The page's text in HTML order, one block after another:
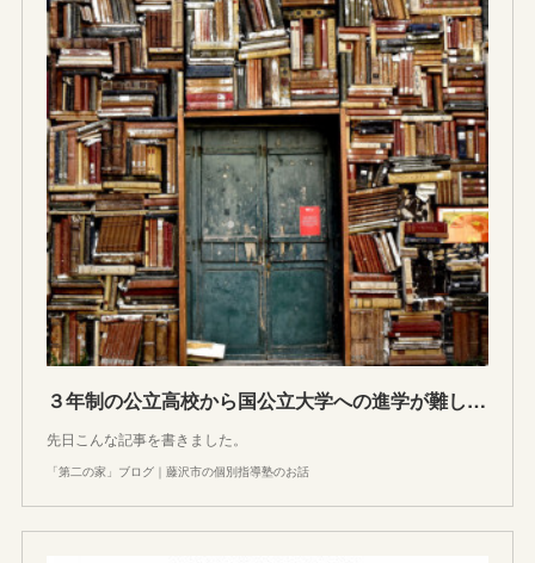
３年制の公立高校から国公立大学への進学が難しい３つの理由
先日こんな記事を書きました。
「第二の家」ブログ｜藤沢市の個別指導塾のお話